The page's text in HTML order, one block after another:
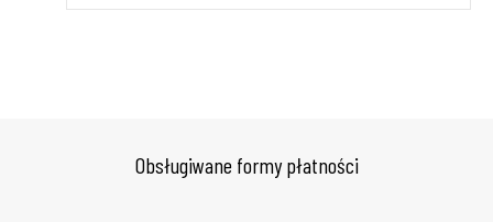
Obsługiwane formy płatności